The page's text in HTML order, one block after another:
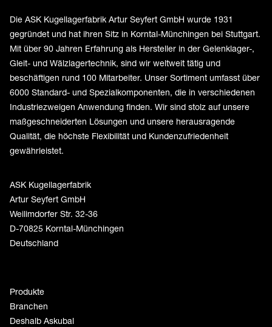
Die ASK Kugellagerfabrik Artur Seyfert GmbH wurde 1931
gegründet und hat ihren Sitz in Korntal-Münchingen bei Stuttgart.
Mit über 90 Jahren Erfahrung als Hersteller in der Gelenklager-,
Gleit- und Wälzlagertechnik, sind wir weltweit tätig und
beschäftigen rund 100 Mitarbeiter. Unser Sortiment umfasst über
6000 Standard- und Spezialkomponenten, die in verschiedenen
Industriezweigen Anwendung finden. Wir sind stolz auf unsere
maßgeschneiderten Lösungen und unsere herausragende
Qualität, die höchste Flexibilität und Kundenzufriedenheit
gewährleistet.
ASK Kugellagerfabrik
Artur Seyfert GmbH
Weilimdorfer Str. 32-36
D-70825 Korntal-Münchingen
Deutschland
Produkte
Branchen
Deshalb Askubal